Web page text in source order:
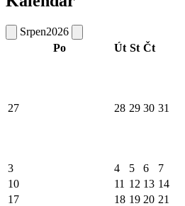
Srpen2026
Po
Út St Čt
27 28 29 30 31
3 4 5 6 7
10
11 12 13 14
17
18 19 20 21